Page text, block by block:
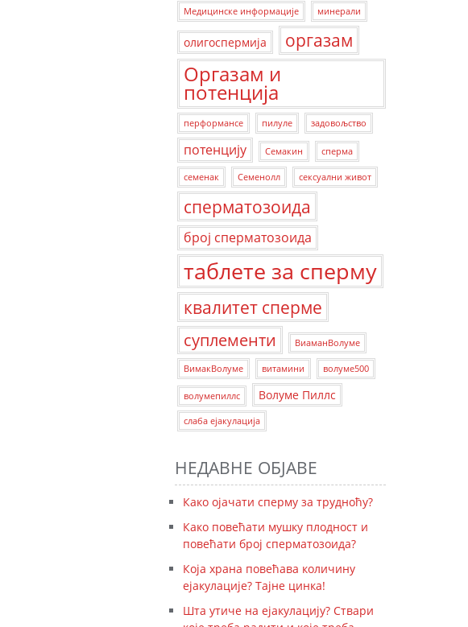
Медицинске информације минерали
олигоспермија оргазам
Оргазам и
потенција
перформансе пилуле задовољство
потенцију Семакин сперма
семенак Семенолл сексуални живот
сперматозоида
број сперматозоида
таблете за сперму
квалитет сперме
суплементи ВиаманВолуме
ВимакВолуме витамини волуме500
волумепиллс Волуме Пиллс
слаба ејакулација
НЕДАВНЕ ОБЈАВЕ
Како ојачати сперму за трудноћу?
Како повећати мушку плодност и
повећати број сперматозоида?
Која храна повећава количину
ејакулације? Тајне цинка!
Шта утиче на ејакулацију? Ствари